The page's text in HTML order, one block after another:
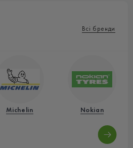
Всі бренди
Michelin Nokian